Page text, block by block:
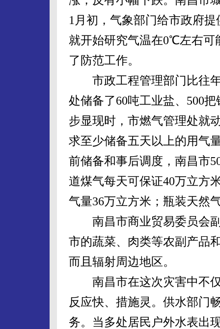
1月初，气象部门给市政府
就开始研究气温在0℃左右可
了防范工作。
市政工程管理部门比往年
处储备了60吨工业盐、500
步显现时，市燃气管理处就
求至少储备五天以上的用气
前储备和事后调度，南昌市
道煤气每天可保证40万立方
气量36万立方米；瓶装天然
南昌市商业贸易委员会副
市的蔬菜、肉类等农副产品
而且辐射周边地区。
南昌市在这次灾害中不仅
反应快、措施灵。供水部门
务。当多处居民户外水表出